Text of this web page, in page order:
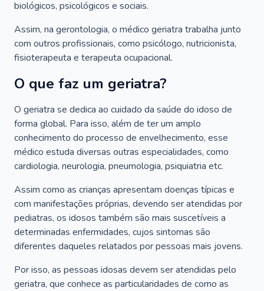
biológicos, psicológicos e sociais.
Assim, na gerontologia, o médico geriatra trabalha junto
com outros profissionais, como psicólogo, nutricionista,
fisioterapeuta e terapeuta ocupacional.
O que faz um geriatra?
O geriatra se dedica ao cuidado da saúde do idoso de
forma global. Para isso, além de ter um amplo
conhecimento do processo de envelhecimento, esse
médico estuda diversas outras especialidades, como
cardiologia, neurologia, pneumologia, psiquiatria etc.
Assim como as crianças apresentam doenças típicas e
com manifestações próprias, devendo ser atendidas por
pediatras, os idosos também são mais suscetíveis a
determinadas enfermidades, cujos sintomas são
diferentes daqueles relatados por pessoas mais jovens.
Por isso, as pessoas idosas devem ser atendidas pelo
geriatra, que conhece as particularidades de como as